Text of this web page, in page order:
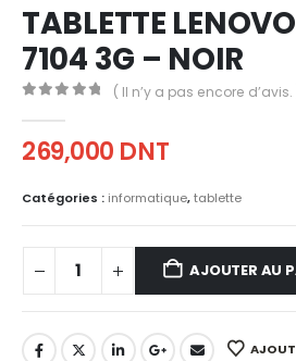
TABLETTE
7104 3G – NOIR
( Il n’y a pas encore d’avis.
269,000 DNT
Catégories : informatique,tablette
AJOUTER AU